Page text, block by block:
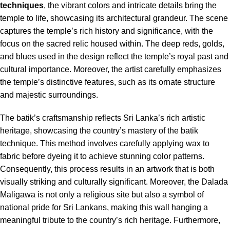
techniques, the vibrant colors and intricate details bring the
temple to life, showcasing its architectural grandeur. The scene
captures the temple’s rich history and significance, with the
focus on the sacred relic housed within. The deep reds, golds,
and blues used in the design reflect the temple’s royal past and
cultural importance. Moreover, the artist carefully emphasizes
the temple’s distinctive features, such as its ornate structure
and majestic surroundings.
The batik’s craftsmanship reflects Sri Lanka’s rich artistic
heritage, showcasing the country’s mastery of the batik
technique. This method involves carefully applying wax to
fabric before dyeing it to achieve stunning color patterns.
Consequently, this process results in an artwork that is both
visually striking and culturally significant. Moreover, the Dalada
Maligawa is not only a religious site but also a symbol of
national pride for Sri Lankans, making this wall hanging a
meaningful tribute to the country’s rich heritage. Furthermore,